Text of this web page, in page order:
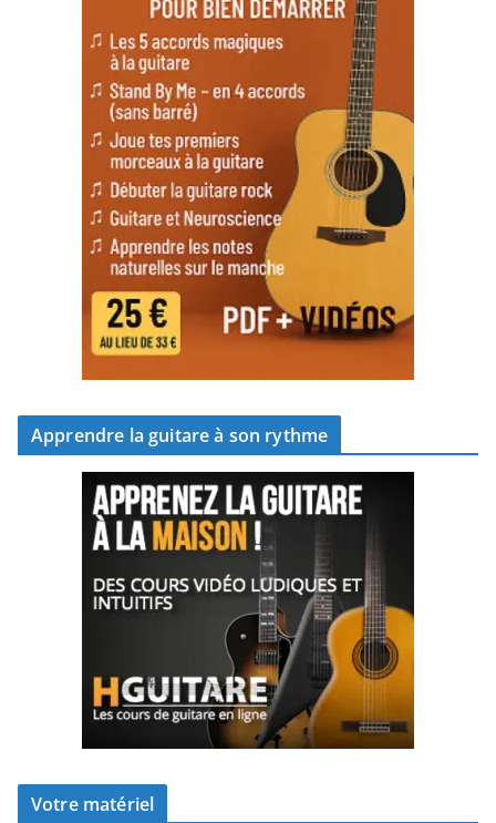
Apprendre la guitare à son rythme
Votre matériel